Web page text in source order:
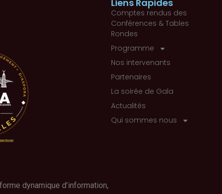
dynamique d’information,
Liens Rapides
Comptes rendus des
Conférences & Tables
Rondes
Programme
Nos intervenants
Partenaires
La soirée de Gala
Actualités
Qui sommes nous